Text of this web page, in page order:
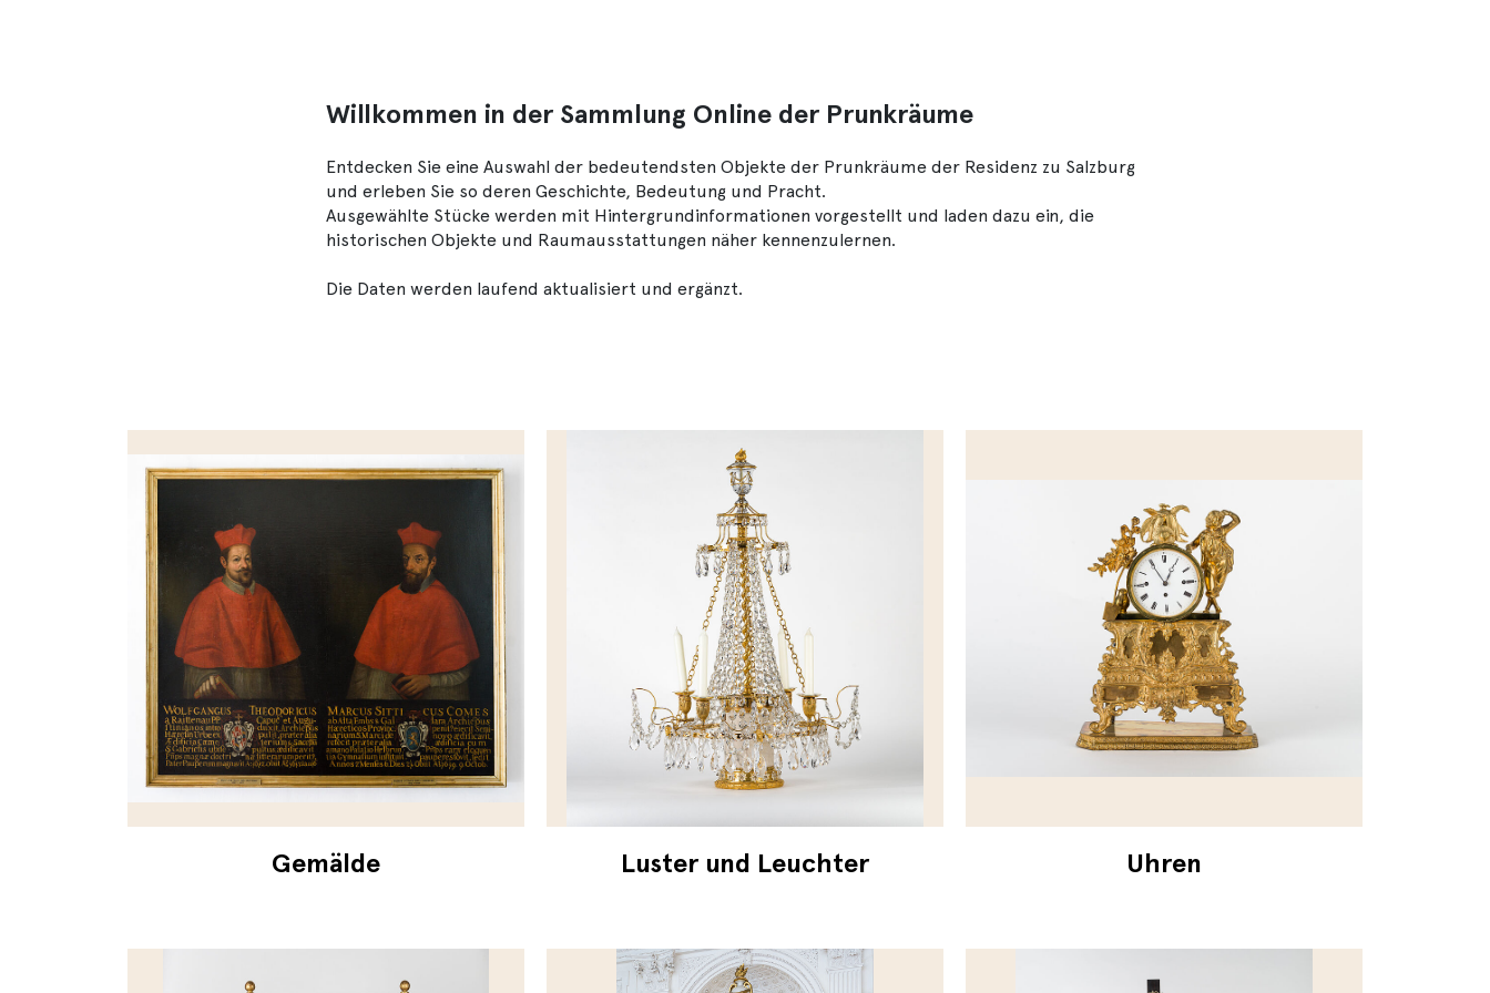
Willkommen in der Sammlung Online der Prunkräume
Entdecken Sie eine Auswahl der bedeutendsten Objekte der Prunkräume der Residenz zu Salzburg
und erleben Sie so deren Geschichte, Bedeutung und Pracht.
Ausgewählte Stücke werden mit Hintergrundinformationen vorgestellt und laden dazu ein, die
historischen Objekte und Raumausstattungen näher kennenzulernen.
Die Daten werden laufend aktualisiert und ergänzt.
Gemälde Luster und Leuchter Uhren